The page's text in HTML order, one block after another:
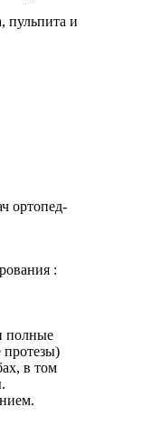
пульпита и
ортопед-
:
полные
в том